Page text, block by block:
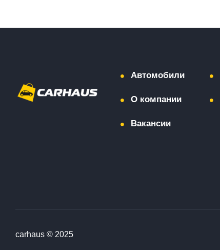
Автомобили
О компании
Вакансии
carhaus © 2025